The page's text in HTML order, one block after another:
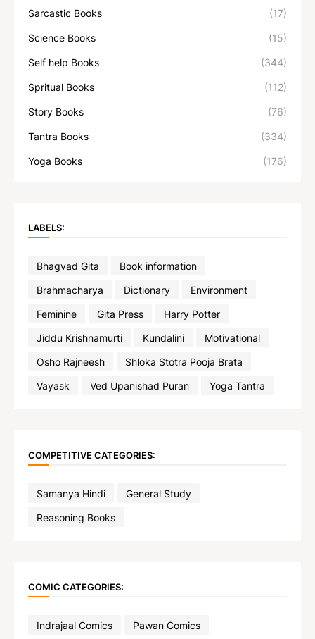
Sarcastic Books (17)
Science Books (15)
Self help Books (344)
Spritual Books (112)
Story Books (76)
Tantra Books (334)
Yoga Books (176)
LABELS:
Bhagvad Gita
Book information
Brahmacharya
Dictionary
Environment
Feminine
Gita Press
Harry Potter
Jiddu Krishnamurti
Kundalini
Motivational
Osho Rajneesh
Shloka Stotra Pooja Brata
Vayask
Ved Upanishad Puran Yoga Tantra
COMPETITIVE CATEGORIES:
Samanya Hindi
General Study
Reasoning Books
COMIC CATEGORIES:
Indrajaal Comics
Pawan Comics